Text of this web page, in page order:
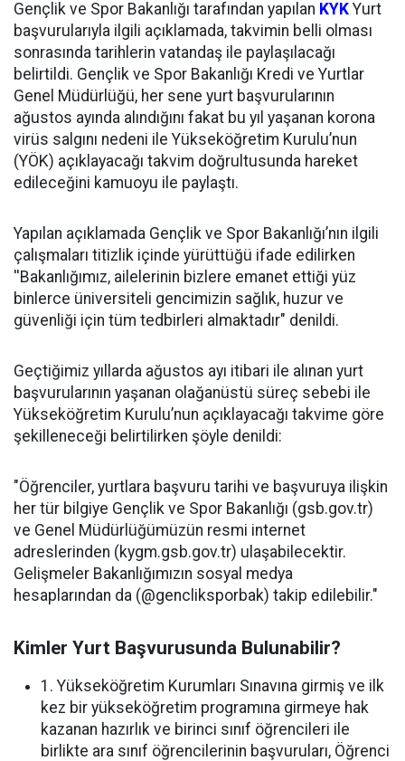
Gençlik ve Spor Bakanlığı tarafından yapılan KYK Yurt
başvurularıyla ilgili açıklamada, takvimin belli olması
sonrasında tarihlerin vatandaş ile paylaşılacağı
belirtildi. Gençlik ve Spor Bakanlığı Kredi ve Yurtlar
Genel Müdürlüğü, her sene yurt başvurularının
ağustos ayında alındığını fakat bu yıl yaşanan korona
virüs salgını nedeni ile Yükseköğretim Kurulu’nun
(YÖK) açıklayacağı takvim doğrultusunda hareket
edileceğini kamuoyu ile paylaştı.
Yapılan açıklamada Gençlik ve Spor Bakanlığı’nın ilgili
çalışmaları titizlik içinde yürüttüğü ifade edilirken
''Bakanlığımız, ailelerinin bizlere emanet ettiği yüz
binlerce üniversiteli gencimizin sağlık, huzur ve
güvenliği için tüm tedbirleri almaktadır" denildi.
Geçtiğimiz yıllarda ağustos ayı itibari ile alınan yurt
başvurularının yaşanan olağanüstü süreç sebebi ile
Yükseköğretim Kurulu’nun açıklayacağı takvime göre
şekilleneceği belirtilirken şöyle denildi:
"Öğrenciler, yurtlara başvuru tarihi ve başvuruya ilişkin
her tür bilgiye Gençlik ve Spor Bakanlığı (gsb.gov.tr)
ve Genel Müdürlüğümüzün resmi internet
adreslerinden (kygm.gsb.gov.tr) ulaşabilecektir.
Gelişmeler Bakanlığımızın sosyal medya
hesaplarından da (@gencliksporbak) takip edilebilir."
Kimler Yurt Başvurusunda Bulunabilir?
1. Yükseköğretim Kurumları Sınavına girmiş ve ilk
kez bir yükseköğretim programına girmeye hak
kazanan hazırlık ve birinci sınıf öğrencileri ile
birlikte ara sınıf öğrencilerinin başvuruları, Öğrenci